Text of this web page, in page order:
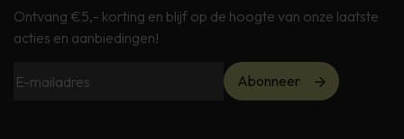
Ontvang €5,- korting en blijf op de hoogte van onze laatste
acties en aanbiedingen!
Abonneer